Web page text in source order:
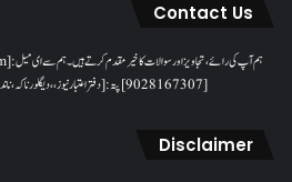
Contact Us
[9028167307]پتہ: [دفتر اعتبار نیوز، ، دیگلور ناکہ، ناندیڑ(مہاراشٹر) ] پر رابطہ کیا جاسکتا ہے۔
Disclaimer